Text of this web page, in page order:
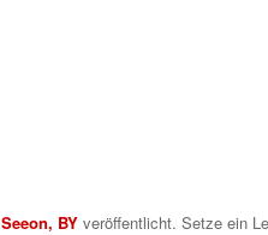
Seeon, BY veröffentlicht. Setze ein